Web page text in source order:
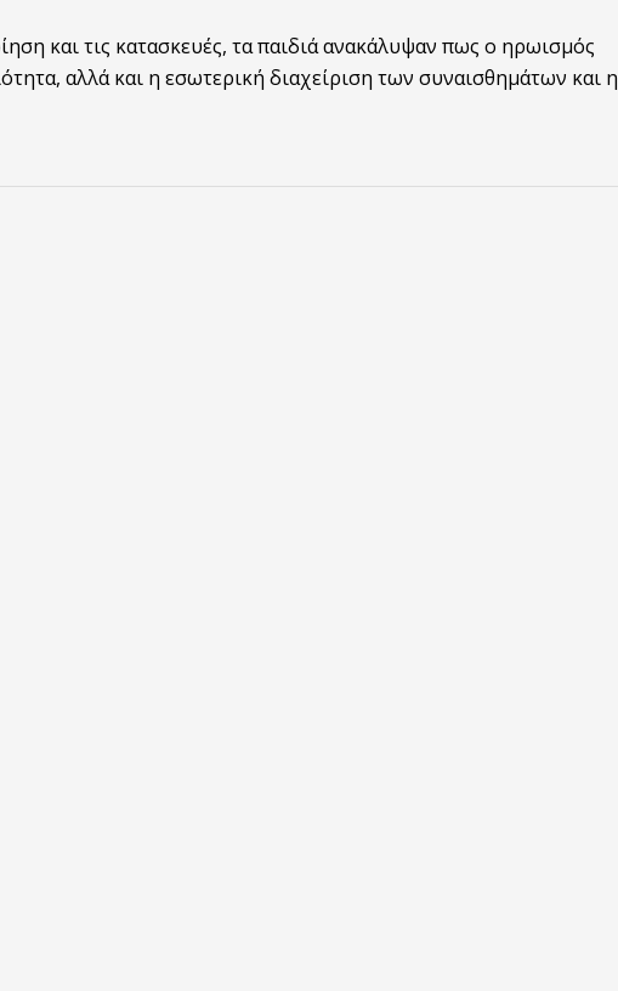
και τις κατασκευές, τα παιδιά ανακάλυψαν πως ο ηρωισμός
αλλά και η εσωτερική διαχείριση των συναισθημάτων και η